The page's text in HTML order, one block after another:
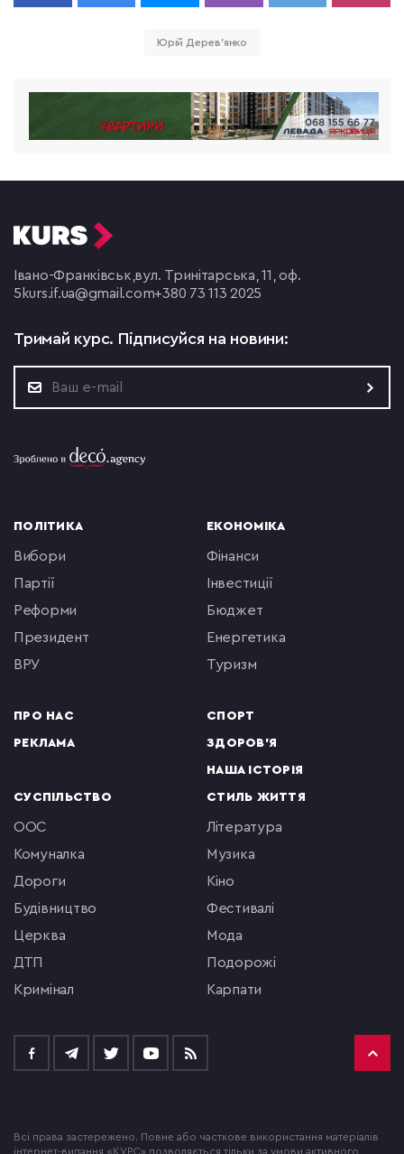
Юрій Дерев'янко
Івано-Франківськ,вул. Тринітарська, 11, оф.
5 kurs.if.ua@gmail.com+380 73 113 2025
Тримай курс. Підписуйся на новини:
ПОЛІТИКА
вибори
партії
реформи
президент
ВРУ
ПРО НАС
РЕКЛАМА
ЕКОНОМІКА
фінанси
інвестиції
бюджет
енергетика
туризм
СПОРТ
ЗДОРОВ'Я
НАША ІСТОРІЯ
СУСПІЛЬСТВО
ООС
комуналка
Дороги
будівництво
церква
ДТП
кримінал
СТИЛЬ ЖИТТЯ
література
музика
кіно
фестивалі
мода
подорожі
Карпати
Всі права застережено. Повне або часткове використання матеріалів
інтернет-видання «КУРС» дозволяється тільки за умови активного,